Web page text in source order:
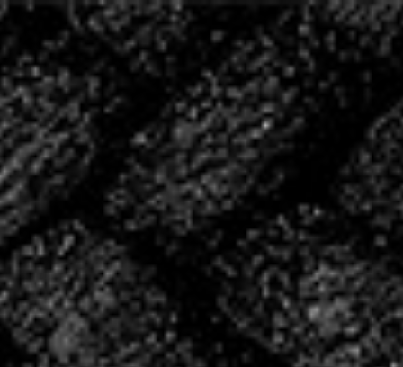
20 ANS D’HISTOIRE,
ÉCRIVONS LA SUITE
ENSEMBLE
2004 – 2024